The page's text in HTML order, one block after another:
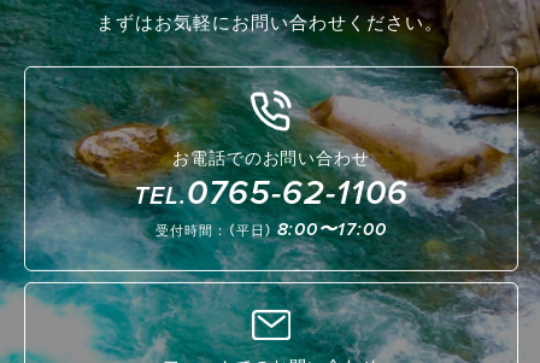
まずはお気軽にお問い合わせください。
お電話でのお問い合わせ
TEL.0765-62-1106
受付時間：（平日） 8:00〜17:00